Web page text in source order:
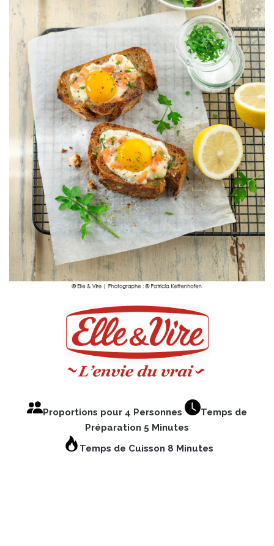
Proportions pour 4 Personnes
Temps de
Préparation 5 Minutes
Temps de Cuisson 8 Minutes